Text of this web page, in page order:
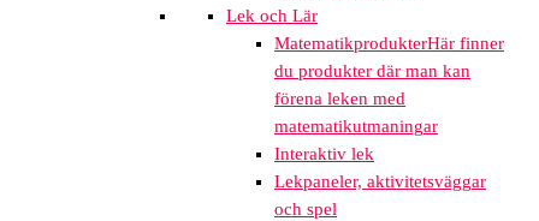
Lek och Lär
MatematikprodukterHär finner
du produkter där man kan
förena leken med
matematikutmaningar
Interaktiv lek
Lekpaneler, aktivitetsväggar
och spel